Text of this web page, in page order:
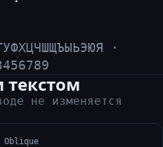
·
текстом
не изменяется
Oblique